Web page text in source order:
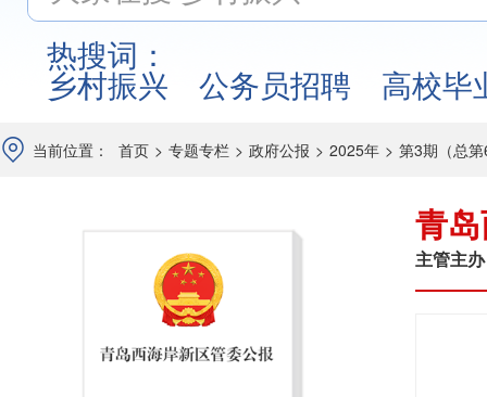
热搜词：
乡村振兴 公务员招聘 高校毕
当前位置： 首页 > 专题专栏 > 政府公报 > 2025年 > 第3期（总
青
主管主